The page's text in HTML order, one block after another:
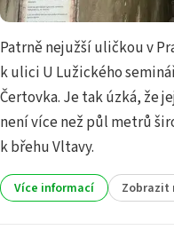
Patrně nejužší uličkou v
k ulici U Lužického
Čertovka. Je tak úzká, že
není více než půl metrů
k břehu Vltavy.
Více informací Zobrazit